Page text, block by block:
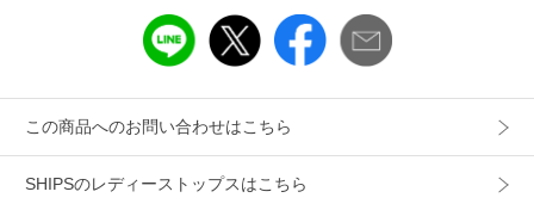
襟を後ろに抜いて着ると抜け感が出るのでオススメ。
タイトスカートやサテンパンツ等を合わせればオフィススタ
イルにも活躍します。
-------------------------------------
生地の厚み：薄手
伸縮性：無
この商品へのお問い合わせはこちら
SHIPSのレディーストップスはこちら